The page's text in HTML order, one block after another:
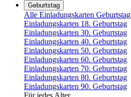
Geburtstag
Alle Einladungskarten Geburtstag
Einladungskarten 18. Geburtstag
Einladungskarten 30. Geburtstag
Einladungskarten 40. Geburtstag
Einladungskarten 50. Geburtstag
Einladungskarten 60. Geburtstag
Einladungskarten 70. Geburtstag
Einladungskarten 80. Geburtstag
Einladungskarten 90. Geburtstag
Für jedes Alter